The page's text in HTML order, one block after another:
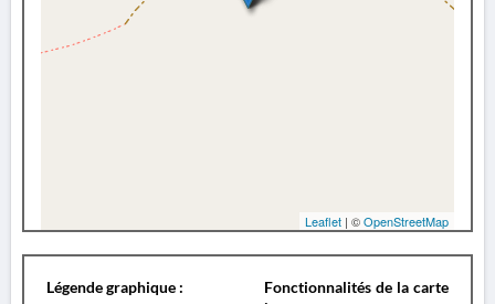
Leaflet | ©OpenStreetMap
Légende graphique :
Fonctionnalités de la carte